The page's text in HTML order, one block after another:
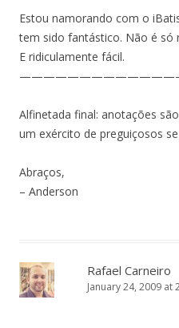
Estou namorando com o
tem sido fantástico. Não é só
E ridiculamente fácil.
Alfinetada final: anotações
um exército de preguiçosos
Abraços,
– Anderson
Rafael Carneiro
January 24, 2009 at